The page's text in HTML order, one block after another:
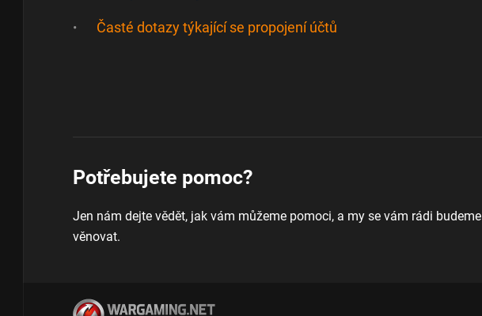
Časté dotazy týkající se propojení účtů
Potřebujete pomoc?
Jen nám dejte vědět, jak vám můžeme pomoci, a my se vám rádi budeme
věnovat.